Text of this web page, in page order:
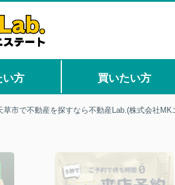
い方 買いたい方
草市で不動産を探すなら不動産Lab.(株式会社MK